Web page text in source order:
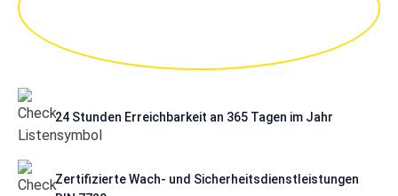
24 Stunden Erreichbarkeit an 365 Tagen im Jahr
Zertifizierte Wach- und Sicherheitsdienstleistungen